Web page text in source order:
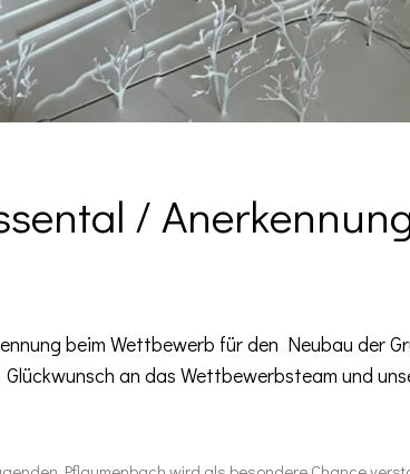
/
beim Wettbewerb für den Neubau der
an das Wettbewerbsteam und